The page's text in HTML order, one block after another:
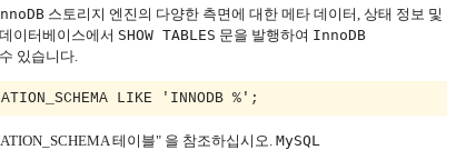
스토리지 엔진의 다양한 측면에 대한 메타 데이터, 상태 정보 및
데이터베이스에서 SHOW TABLES 문을 발행하여 InnoDB
있습니다.
LIKE 'INNODB %';
테이블" 을 참조하십시오. MySQL